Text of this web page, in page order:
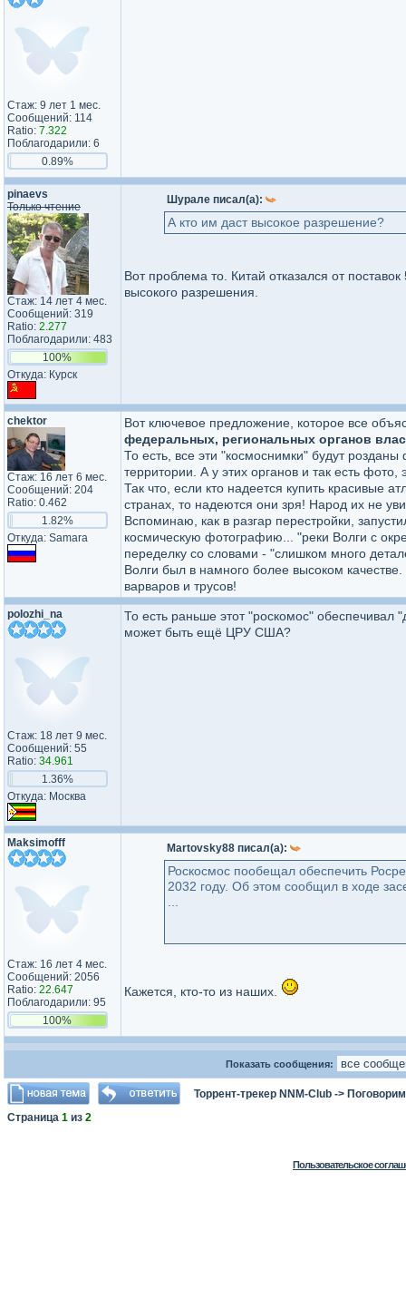
Стаж: 9 лет 1 мес.
Сообщений: 114
Ratio: 7.322
Поблагодарили: 6
0.89%
pinaevs
Только чтение
Стаж: 14 лет 4 мес.
Сообщений: 319
Ratio: 2.277
Поблагодарили: 483
100%
Откуда: Курск
Шурале писал(а):
А кто им даст высокое разрешение?
Вот проблема то. Китай отказался от
высокого разрешения.
chektor
Стаж: 16 лет 6 мес.
Сообщений: 204
Ratio: 0.462
1.82%
Откуда: Samara
Вот ключевое предложение, которое все
федеральных, региональных органов
То есть, все эти "космоснимки" будут
территории. А у этих органов и так есть
Так что, если кто надеется купить красивые
странах, то надеются они зря! Народ их не
Вспоминаю, как в разгар перестройки,
космическую фотографию... "реки Волги с
переделку со словами - "слишком много
Волги был в намного более высоком
варваров и трусов!
polozhi_na
Стаж: 18 лет 9 мес.
Сообщений: 55
Ratio: 34.961
1.36%
Откуда: Москва
То есть раньше этот "роскомос"
может быть ещё ЦРУ США?
Maksimofff
Стаж: 16 лет 4 мес.
Сообщений: 2056
Ratio: 22.647
Поблагодарили: 95
100%
Martovsky88 писал(а):
Роскосмос пообещал обеспечить
2032 году. Об этом сообщил в ходе
Кажется, кто-то из наших.
Показать сообщения:
Торрент-трекер NNM-Club -> Поговорим
Страница 1 из 2
Пользовательское